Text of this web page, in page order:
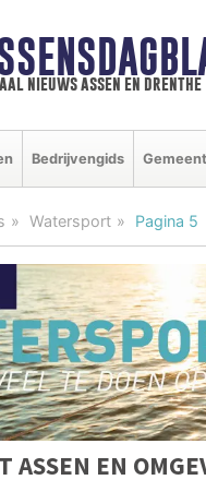
nieuws assen en drenthe
Bedrijvengids
Watersport Pagina 5
ASSEN EN